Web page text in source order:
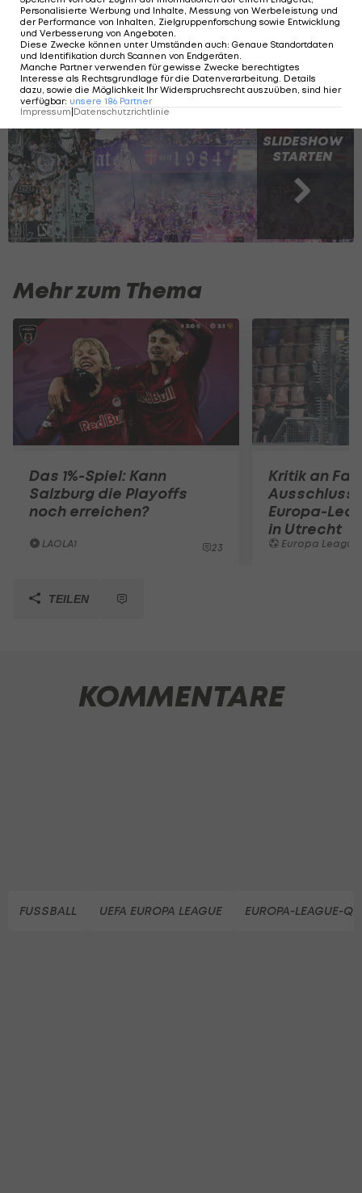
Nikosia (Zypern).
Preisvergleich: So viel kosten die
Bundesliga-Abos 2025/26
SLIDESHOW
STARTEN
Mehr zum Thema
Das 1%-Spiel: Kann
Salzburg die Playoffs
noch erreichen?
LAOLA1 23
Kritik an
Ausschluss
Europa-
in Utrecht
Europa League
TEILEN
KOMMENTARE
FUSSBALL UEFA EUROPA LEAGUE EUROPA-LEAGUE-
Personalisierte Werbung und Inhalte, Messung von Werbeleistung und
der Performance von Inhalten, Zielgruppenforschung sowie Entwicklung
und Verbesserung von Angeboten.
Diese Zwecke können unter Umständen auch: Genaue Standortdaten
und Identifikation durch Scannen von Endgeräten.
Manche Partner verwenden für gewisse Zwecke berechtigtes
Interesse als Rechtsgrundlage für die Datenverarbeitung. Details
dazu, sowie die Möglichkeit Ihr Widerspruchsrecht auszuüben, sind hier
verfügbar: unsere 186 Partner
Impressum Datenschutzrichtlinie